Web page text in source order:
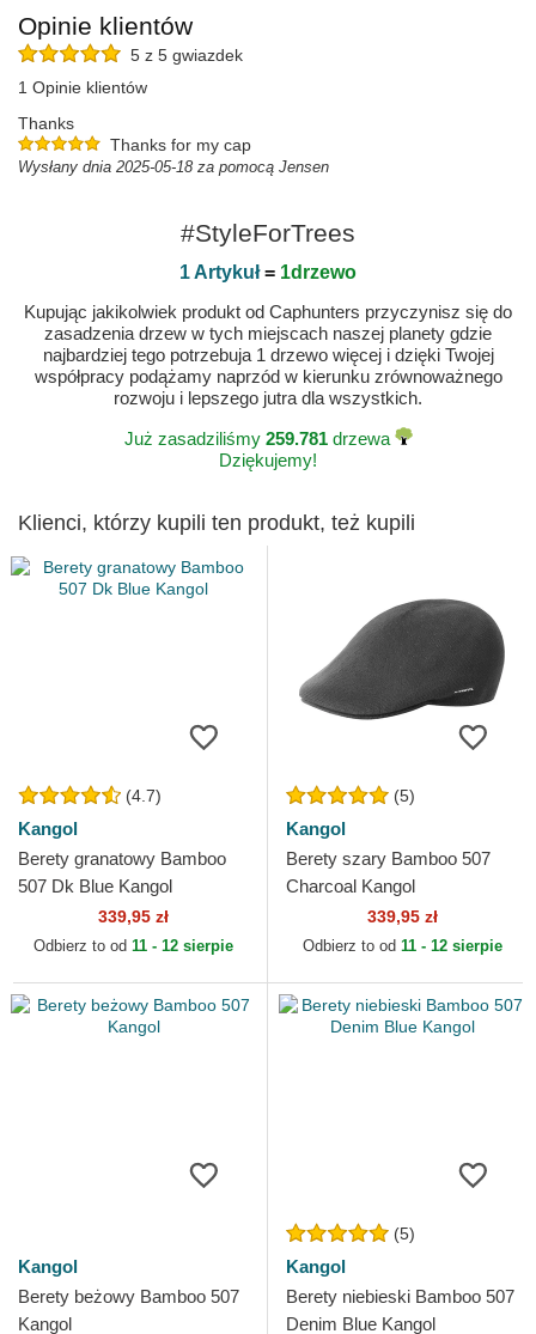
Opinie klientów
5 z 5 gwiazdek
1 Opinie klientów
Thanks
Thanks for my cap
Wysłany dnia 2025-05-18 za pomocą Jensen
#StyleForTrees
1 Artykuł= 1drzewo
Kupując jakikolwiek produkt od Caphunters przyczynisz się do
zasadzenia drzew w tych miejscach naszej planety gdzie
najbardziej tego potrzebuja 1 drzewo więcej i dzięki Twojej
współpracy podążamy naprzód w kierunku zrównoważnego
rozwoju i lepszego jutra dla wszystkich.
Już zasadziliśmy 259.781drzewa
Dziękujemy!
Klienci, którzy kupili ten produkt, też kupili
(4.7)
Kangol
Berety granatowy Bamboo
507 Dk Blue Kangol
339,95 zł
Odbierz to od 11 - 12 sierpie
(5)
Kangol
Berety szary Bamboo 507
Charcoal Kangol
339,95 zł
Odbierz to od 11 - 12 sierpie
Kangol
Berety beżowy Bamboo 507
Kangol
(5)
Kangol
Berety niebieski Bamboo 507
Denim Blue Kangol